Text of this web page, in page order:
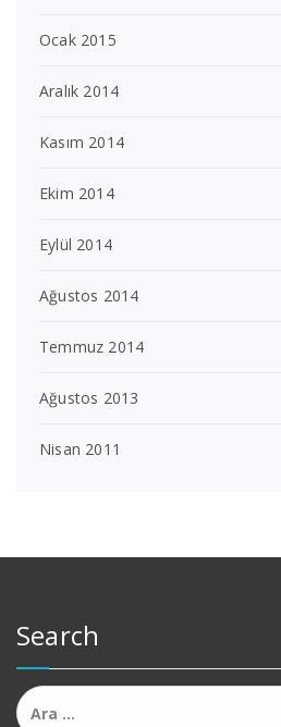
Ocak 2015
Aralık 2014
Kasım 2014
Ekim 2014
Eylül 2014
Ağustos 2014
Temmuz 2014
Ağustos 2013
Nisan 2011
Search
Arama: